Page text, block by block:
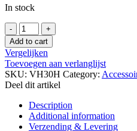
In stock
Skillet
pan
30
cm
-
Valhal
Outdoor
quantity
Add to cart
Vergelijken
Toevoegen aan verlanglijst
SKU: VH30H Category:
Deel dit artikel
Description
Additional information
Verzending & Levering